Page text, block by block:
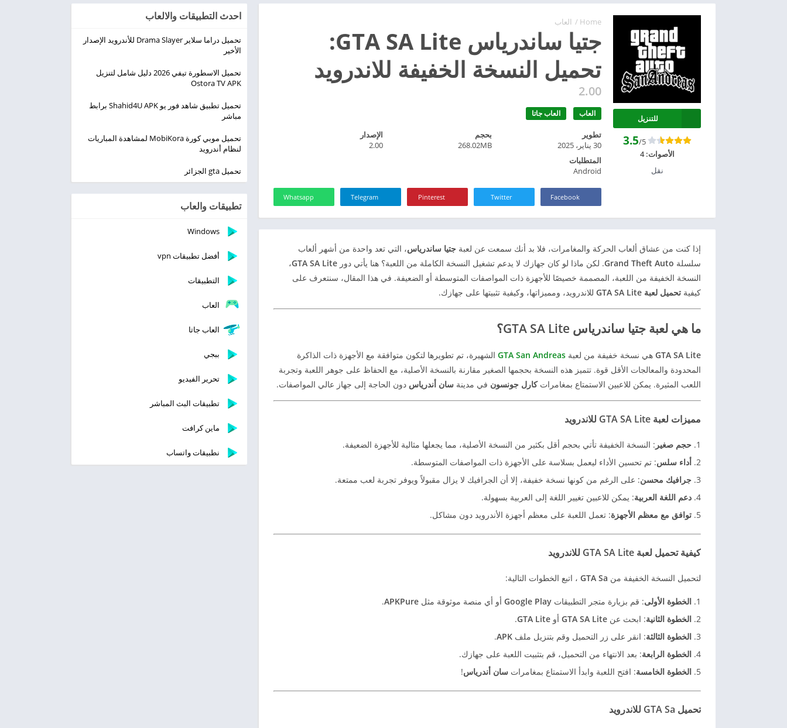
Home
/ العاب
جتيا ساندرياس GTA SA Lite:
تحميل النسخة الخفيفة للاندرويد
2.00
العاب العاب جاتا
للتنزيل
3.5/5
الأصوات:4
نقل
تطوير
30 يناير، 2025
بحجم
268.02MB
الإصدار
2.00
المتطلبات
Android
Facebook
Twitter
Pinterest
Telegram
Whatsapp
إذا كنت من عشاق ألعاب الحركة والمغامرات، فلا بد أنك سمعت عن لعبة جتيا ساندرياس، التي تعد واحدة من أشهر ألعاب
سلسلة Grand Theft Auto. لكن ماذا لو كان جهازك لا يدعم تشغيل النسخة الكاملة من اللعبة؟ هنا يأتي دور GTA SA Lite،
النسخة الخفيفة من اللعبة، المصممة خصيصًا للأجهزة ذات المواصفات المتوسطة أو الضعيفة. في هذا المقال، سنتعرف على
كيفية تحميل لعبة GTA SA Lite للاندرويد، ومميزاتها، وكيفية تثبيتها على جهازك.
ما هي لعبة جتيا ساندرياس GTA SA Lite؟
GTA SA Lite هي نسخة خفيفة من لعبة GTA San Andreas الشهيرة، تم تطويرها لتكون متوافقة مع الأجهزة ذات الذاكرة
المحدودة والمعالجات الأقل قوة. تتميز هذه النسخة بحجمها الصغير مقارنة بالنسخة الأصلية، مع الحفاظ على جوهر اللعبة وتجربة
اللعب المثيرة. يمكن للاعبين الاستمتاع بمغامراتكارل جونسون في مدينة سان أندرياس دون الحاجة إلى جهاز عالي المواصفات.
مميزات لعبة GTA SA Lite للاندرويد
حجم صغير : النسخة الخفيفة تأتي بحجم أقل بكثير من النسخة الأصلية، مما يجعلها مثالية للأجهزة الضعيفة.
أداء سلس: تم تحسين الأداء ليعمل بسلاسة على الأجهزة ذات المواصفات المتوسطة.
جرافيك محسن: على الرغم من كونها نسخة خفيفة، إلا أن الجرافيك لا يزال مقبولاً ويوفر تجربة لعب ممتعة.
دعم اللغة العربية: يمكن للاعبين تغيير اللغة إلى العربية بسهولة.
توافق مع معظم الأجهزة: تعمل اللعبة على معظم أجهزة الأندرويد دون مشاكل.
كيفية تحميل لعبة GTA SA Lite للاندرويد
لتحميل النسخة الخفيفة من GTA Sa ، اتبع الخطوات التالية:
الخطوة الأولى: قم بزيارة متجر التطبيقات Google Play أو أي منصة موثوقة مثل APKPure
.
الخطوة الثانية: ابحث عن GTA SA Lite أو GTA Lite
.
الخطوة الثالثة: انقر على زر التحميل وقم بتنزيل ملف APK
.
الخطوة الرابعة: بعد الانتهاء من التحميل، قم بتثبيت اللعبة على جهازك.
الخطوة الخامسة: افتح اللعبة وابدأ الاستمتاع بمغامرات سان أندرياس!
تحميل GTA Sa للاندرويد
احدث التطبيقات والالعاب
تحميل دراما سلاير Drama Slayer للأندرويد الإصدار
الأخير
تحميل الاسطورة تيفي 2026 دليل شامل لتنزيل
Ostora TV APK
تحميل تطبيق شاهد فور يو Shahid4U APK برابط
مباشر
تحميل موبي كورة MobiKora لمشاهدة المباريات
لنظام أندرويد
تحميل gta الجزائر
تطبيقات والعاب
Windows
أفضل تطبيقات vpn
التطبيقات
العاب
العاب جاتا
ببجي
تحرير الفيديو
تطبيقات البث المباشر
ماين كرافت
نطبيقات واتساب